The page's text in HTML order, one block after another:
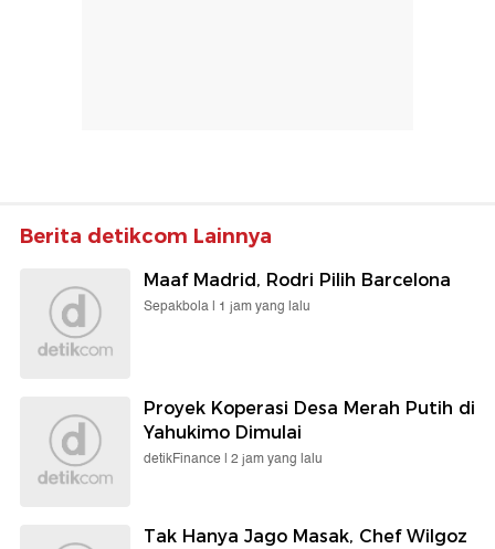
Berita detikcom Lainnya
Maaf Madrid, Rodri Pilih Barcelona
Sepakbola | 1 jam yang lalu
Proyek Koperasi Desa Merah Putih di
Yahukimo Dimulai
detikFinance | 2 jam yang lalu
Tak Hanya Jago Masak, Chef Wilgoz